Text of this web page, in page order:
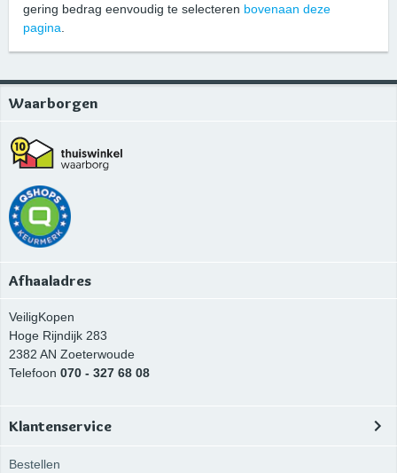
gering bedrag eenvoudig te selecteren bovenaan deze
pagina
Waarborgen
Afhaaladres
VeiligKopen
Hoge Rijndijk 283
2382 AN Zoeterwoude
Telefoon 070 - 327 68 08
Klantenservice
Bestellen